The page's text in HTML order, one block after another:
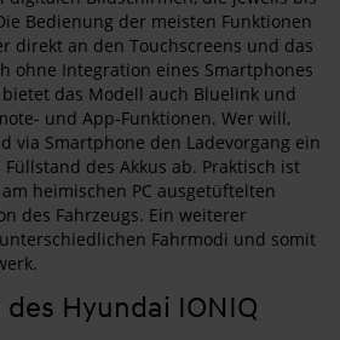
Bedienung der meisten Funktionen
direkt an den Touchscreens und das
ohne Integration eines Smartphones
das Modell auch Bluelink und
und App-Funktionen. Wer will,
via Smartphone den Ladevorgang ein
des Akkus ab. Praktisch ist
heimischen PC ausgetüftelten
des Fahrzeugs. Ein weiterer
Fahrmodi und somit
Hyundai IONIQ